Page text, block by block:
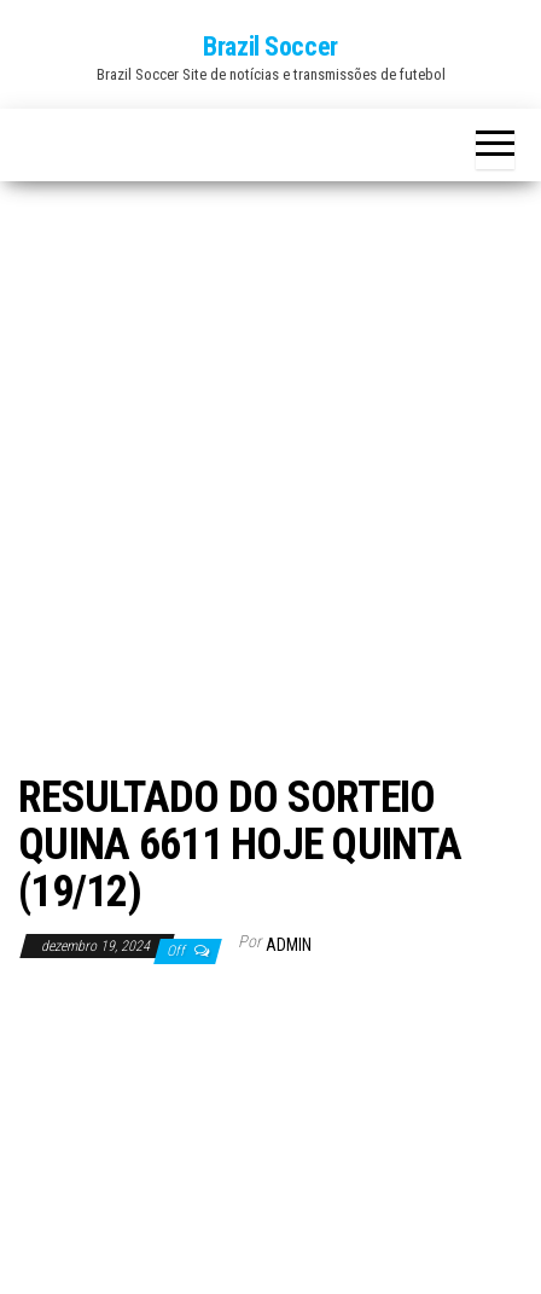
Brazil Soccer
Brazil Soccer Site de notícias e transmissões de futebol
RESULTADO DO SORTEIO
QUINA 6611 HOJE QUINTA
(19/12)
dezembro 19, 2024 Off Por ADMIN